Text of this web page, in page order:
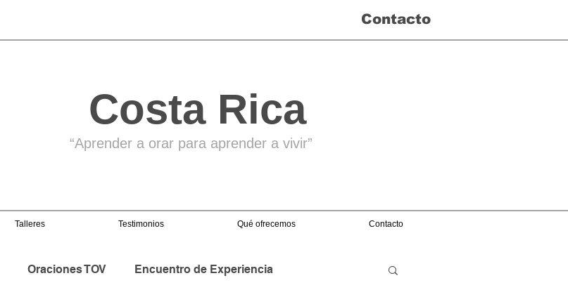
Contacto
Costa Rica
“Aprender a orar para aprender a vivir”
Talleres Testimonios Qué ofrecemos Contacto
Oraciones TOV Encuentro de Experiencia